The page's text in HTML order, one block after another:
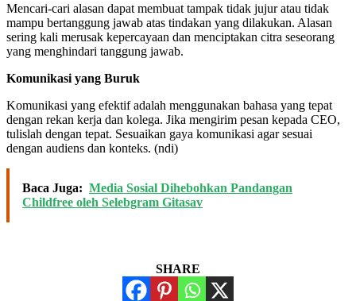
Mencari-cari alasan dapat membuat tampak tidak jujur ​​atau tidak
mampu bertanggung jawab atas tindakan yang dilakukan. Alasan
sering kali merusak kepercayaan dan menciptakan citra seseorang
yang menghindari tanggung jawab.
Komunikasi yang Buruk
Komunikasi yang efektif adalah menggunakan bahasa yang tepat
dengan rekan kerja dan kolega. Jika mengirim pesan kepada CEO,
tulislah dengan tepat. Sesuaikan gaya komunikasi agar sesuai
dengan audiens dan konteks. (ndi)
Baca Juga: Media Sosial Dihebohkan Pandangan
Childfree oleh Selebgram Gitasav
SHARE